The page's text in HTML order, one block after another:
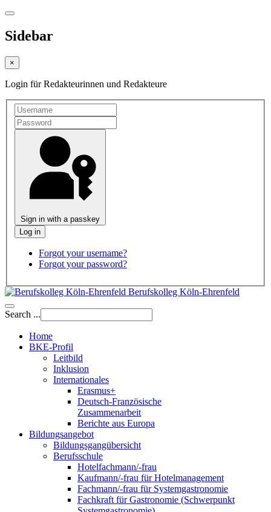
Sidebar
×
Login für Redakteurinnen und Redakteure
Sign in with a passkey
Forgot your username?
Forgot your password?
Berufskolleg Köln-Ehrenfeld
Search ...
Home
BKE-Profil
Leitbild
Inklusion
Internationales
Erasmus+
Deutsch-Französische
Zusammenarbeit
Berichte aus Europa
Bildungsangebot
Bildungsgangübersicht
Berufsschule
Hotelfachmann/-frau
Kaufmann/-frau für Hotelmanagement
Fachmann/-frau für Systemgastronomie
Fachkraft für Gastronomie (Schwerpunkt